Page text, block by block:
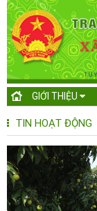
GIỚI THIỆU
TIN HOẠT ĐỘNG